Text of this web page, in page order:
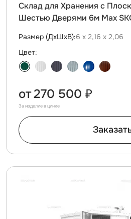
Склад для Хранения с
Шестью Дверями 6м Max
Размер (ДxШxВ):6 х 2,16 х 2,06
Цвет:
от270 500 ₽
За изделие в цинке